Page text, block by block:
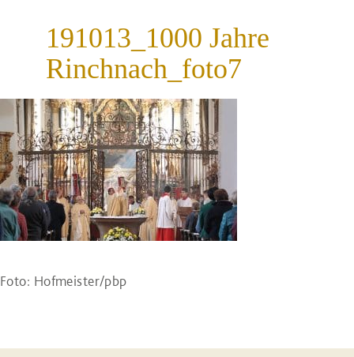
191013_1000 Jahre
Rinchnach_foto7
Foto: Hofmeister/pbp